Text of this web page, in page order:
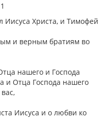
Иисуса Христа, и Тимофей
и верным братиям во
нашего и Господа
и Отца Господа нашего
Иисуса и о любви ко